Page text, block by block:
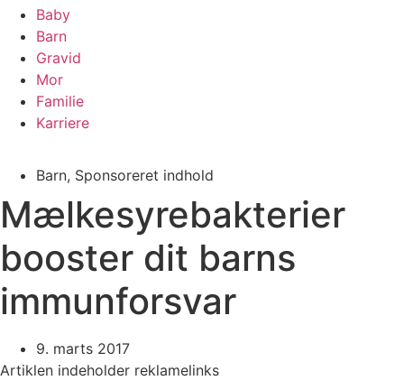
Baby
Barn
Gravid
Mor
Familie
Karriere
Barn, Sponsoreret indhold
Mælkesyrebakterier
booster dit barns
immunforsvar
9. marts 2017
Artiklen indeholder reklamelinks